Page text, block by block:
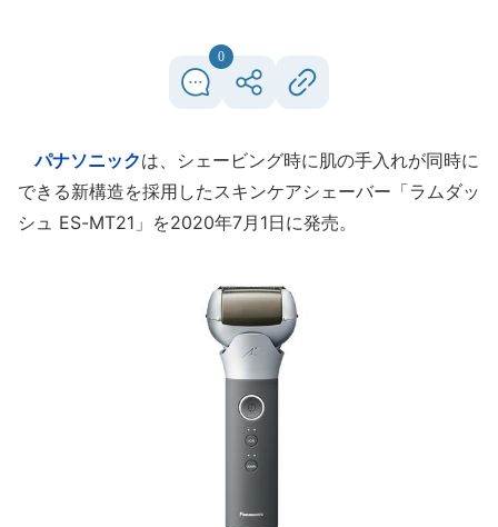
0
パナソニックは、シェービング時に肌の手入れが同時に
できる新構造を採用したスキンケアシェーバー「ラムダッ
シュ ES-MT21」を2020年7月1日に発売。